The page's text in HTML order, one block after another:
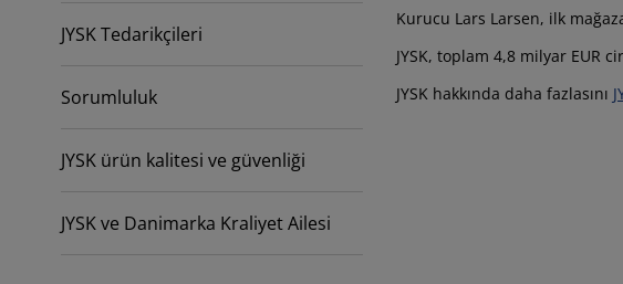
JYSK Tedarikçileri
Sorumluluk
JYSK ürün kalitesi ve güvenliği
JYSK ve Danimarka Kraliyet Ailesi
Kurucu Lars Larsen, ilk
JYSK, toplam 4,8 milyar EUR
JYSK hakkında daha fazlasını